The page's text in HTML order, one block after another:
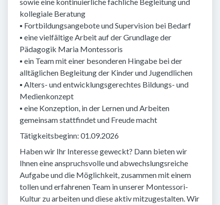
kollegiale Beratung
▪ Fortbildungsangebote und Supervision bei Bedarf
▪ eine vielfältige Arbeit auf der Grundlage der
Pädagogik Maria Montessoris
▪ ein Team mit einer besonderen Hingabe bei der
alltäglichen Begleitung der Kinder und Jugendlichen
▪ Alters- und entwicklungsgerechtes Bildungs- und
Medienkonzept
▪ eine Konzeption, in der Lernen und Arbeiten
gemeinsam stattfindet und Freude macht
Tätigkeitsbeginn: 01.09.2026
Haben wir Ihr Interesse geweckt? Dann bieten wir
Ihnen eine anspruchsvolle und abwechslungsreiche
Aufgabe und die Möglichkeit, zusammen mit einem
tollen und erfahrenen Team in unserer Montessori-
Kultur zu arbeiten und diese aktiv mitzugestalten. Wir